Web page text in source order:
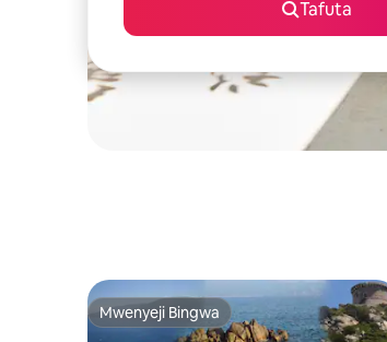
Tafuta
Mwenyeji Bingwa
Mwenyeji Bingwa